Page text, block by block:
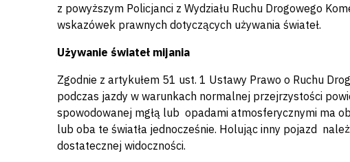
z powyższym Policjanci z Wydziału Ruchu Drogowego
wskazówek prawnych dotyczących używania świateł.
Używanie świateł mijania
Zgodnie z artykułem 51 ust. 1 Ustawy Prawo o Ruchu
podczas jazdy w warunkach normalnej przejrzystości
spowodowanej mgłą lub opadami atmosferycznymi ma
lub oba te światła jednocześnie. Holując inny pojazd
dostatecznej widoczności.